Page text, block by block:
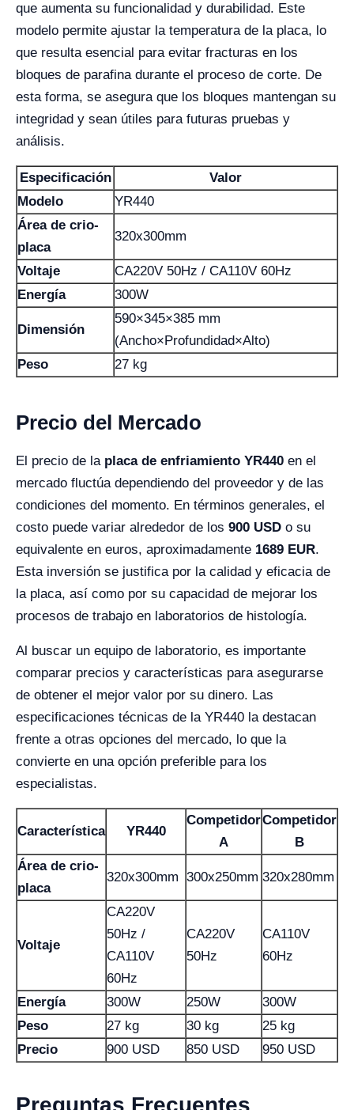
que aumenta su funcionalidad y durabilidad. Este
modelo permite ajustar la temperatura de la placa, lo
que resulta esencial para evitar fracturas en los
bloques de parafina durante el proceso de corte. De
esta forma, se asegura que los bloques mantengan su
integridad y sean útiles para futuras pruebas y
análisis.
Especificación
Valor
Modelo
YR440
Área de crio-
placa
320x300mm
Voltaje
CA220V 50Hz / CA110V 60Hz
Energía
300W
Dimensión
590×345×385 mm
(Ancho×Profundidad×Alto)
Peso
27 kg
Precio del Mercado
El precio de la placa de enfriamiento YR440 en el
mercado fluctúa dependiendo del proveedor y de las
condiciones del momento. En términos generales, el
costo puede variar alrededor de los 900 USD o su
equivalente en euros, aproximadamente 1689 EUR.
Esta inversión se justifica por la calidad y eficacia de
la placa, así como por su capacidad de mejorar los
procesos de trabajo en laboratorios de histología.
Al buscar un equipo de laboratorio, es importante
comparar precios y características para asegurarse
de obtener el mejor valor por su dinero. Las
especificaciones técnicas de la YR440 la destacan
frente a otras opciones del mercado, lo que la
convierte en una opción preferible para los
especialistas.
Característica YR440
Competidor
A
Competidor
B
Área de crio-
placa
320x300mm 300x250mm 320x280mm
Voltaje
CA220V
50Hz /
CA110V
60Hz
CA220V
50Hz
CA110V
60Hz
Energía 300W 250W
300W
Peso
27 kg 30 kg
25 kg
Precio
900 USD 850 USD 950 USD
Preguntas Frecuentes